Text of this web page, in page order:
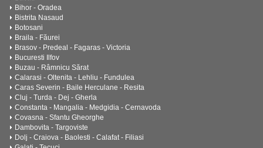
Bihor - Oradea
Bistrita Nasaud
Botosani
Braila - Făurei
Brasov - Predeal - Fagaras - Victoria
Bucuresti Ilfov
Buzau - Râmnicu Sărat
Calarasi - Oltenita - Lehliu - Fundulea
Caras Severin - Baile Herculane - Resita
Cluj - Turda - Dej - Gherla
Constanta - Mangalia - Medgidia - Cernavoda
Covasna - Sfantu Gheorghe
Dambovita - Targoviste
Dolj - Craiova - Baolesti - Calafat - Filiasi